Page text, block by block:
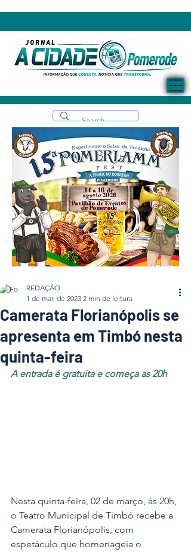
Camerata Florianópolis se
apresenta em Timbó nesta
quinta-feira
REDAÇÃO
1 de mar. de 2023 2 min de leitura
A entrada é gratuita e começa as 20h
Nesta quinta-feira, 02 de março, às 20h,
o Teatro Municipal de Timbó recebe a
Camerata Florianópolis, com
espetáculo que homenageia o